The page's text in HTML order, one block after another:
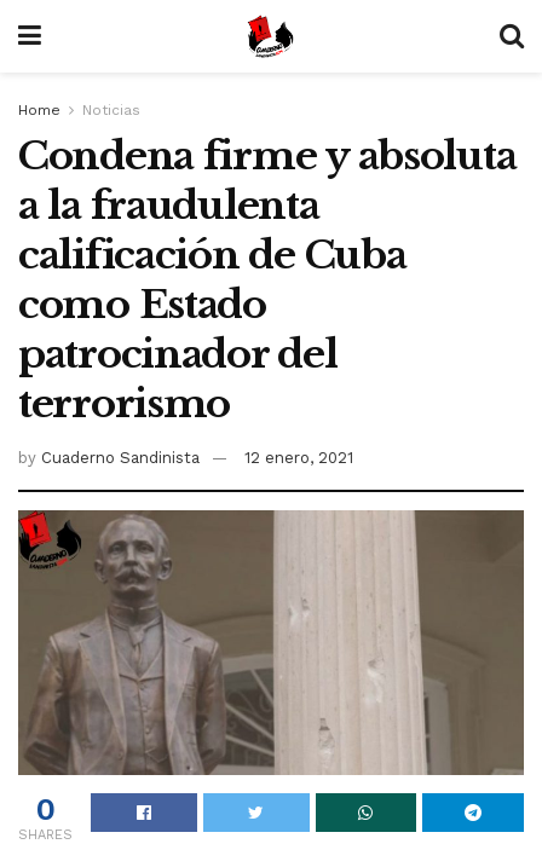
Home Noticias
Condena firme y absoluta
a la fraudulenta
calificación de Cuba
como Estado
patrocinador del
terrorismo
by Cuaderno Sandinista 12 enero, 2021
0
SHARES